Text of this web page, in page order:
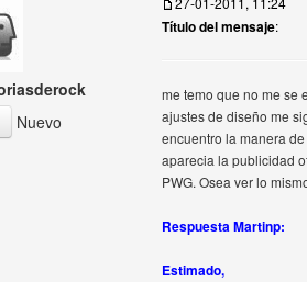
Ver perfil del usuario
Nuevo
Título del mensaje:
me temo que no me se
ajustes de diseño me
encuentro la manera
aparecia la publicidad
PWG. Osea ver lo
Respuesta Martinp:
Estimado,